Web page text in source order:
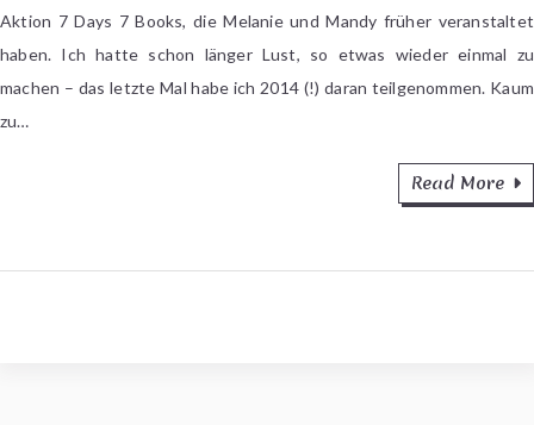
Readathon
Aktion 7 Days 7 Books, die Melanie und Mandy früher veranstaltet
haben. Ich hatte schon länger Lust, so etwas wieder einmal zu
machen – das letzte Mal habe ich 2014 (!) daran teilgenommen. Kaum
zu…
Read More